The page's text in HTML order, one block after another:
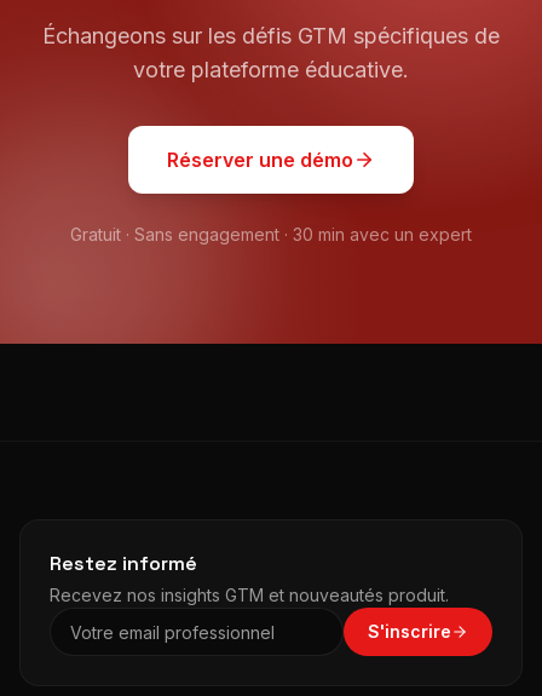
Échangeons sur les défis GTM spécifiques de
votre plateforme éducative.
Réserver une démo
Gratuit · Sans engagement · 30 min avec un expert
Restez informé
Recevez nos insights GTM et nouveautés produit.
S'inscrire